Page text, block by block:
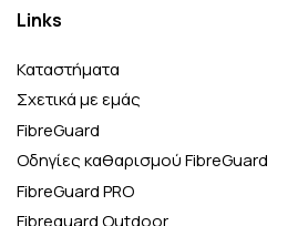
Links
Καταστήματα
Σχετικά με εμάς
FibreGuard
Οδηγίες καθαρισμού FibreGuard
FibreGuard PRO
Fibreguard Outdoor